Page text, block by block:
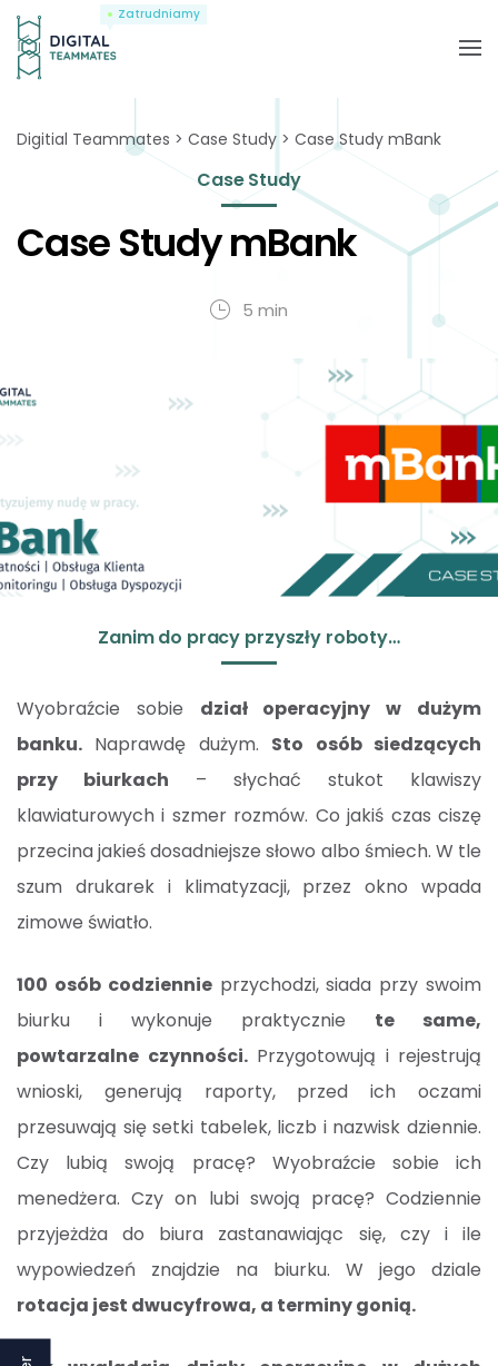
Zatrudniamy
Digitial Teammates Case Study Case Study mBank
Case Study
Case Study mBank
5 min
Zanim do pracy przyszły roboty…
Wyobraźcie sobie dział operacyjny w dużym
banku. Naprawdę dużym. Sto osób siedzących
przy biurkach – słychać stukot klawiszy
klawiaturowych i szmer rozmów. Co jakiś czas ciszę
przecina jakieś dosadniejsze słowo albo śmiech. W tle
szum drukarek i klimatyzacji, przez okno wpada
zimowe światło.
100 osób codziennieprzychodzi, siada przy swoim
biurku i wykonuje praktycznie te same,
powtarzalne czynności.Przygotowują i rejestrują
wnioski, generują raporty, przed ich oczami
przesuwają się setki tabelek, liczb i nazwisk dziennie.
Czy lubią swoją pracę? Wyobraźcie sobie ich
menedżera. Czy on lubi swoją pracę? Codziennie
przyjeżdża do biura zastanawiając się, czy i ile
wypowiedzeń znajdzie na biurku. W jego dziale
rotacja jest dwucyfrowa, a terminy gonią.